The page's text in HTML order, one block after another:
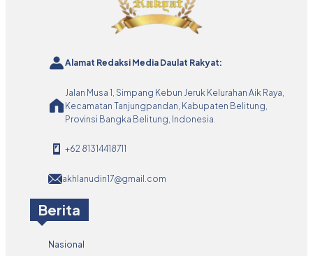
Alamat Redaksi Media Daulat Rakyat:
Jalan Musa 1, Simpang Kebun Jeruk Kelurahan Aik Raya,
Kecamatan Tanjungpandan, Kabupaten Belitung,
Provinsi Bangka Belitung, Indonesia.
+62 81314418711
akhlanudin17@gmail.com
Berita
Nasional